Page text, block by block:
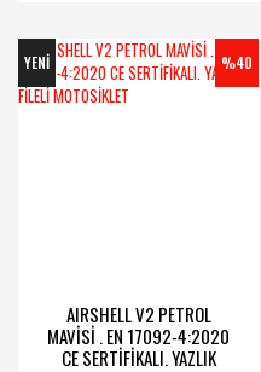
YENİ %40
AIRSHELL V2 PETROL
MAVİSİ . EN 17092-4:2020
CE SERTİFİKALI. YAZLIK